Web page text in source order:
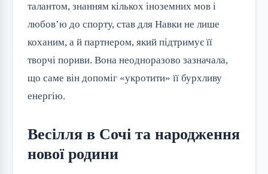
талантом, знанням кількох іноземних мов і
любов’ю до спорту, став для Навки не лише
коханим, а й партнером, який підтримує її
творчі пориви. Вона неодноразово зазначала,
що саме він допоміг «укротити» її бурхливу
енергію.
Весілля в Сочі та народження
нової родини